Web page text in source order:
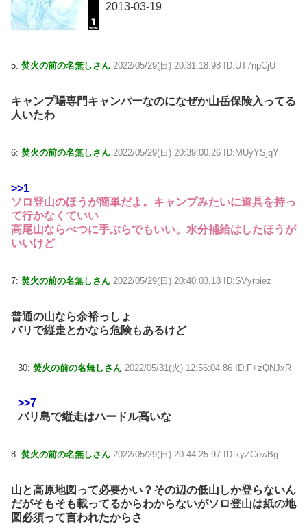
2013-03-19
5: 焚火の前の名無しさん 2022/05/29(日) 20:31:18.98 ID:UT7npCjU
キャンプ場専門キャンパーなのになぜか山岳保険入ってる
人いたわ
6: 焚火の前の名無しさん 2022/05/29(日) 20:39:00.26 ID:MUyYSjqY
>>1
ソロ登山のほうが簡単だよ。キャンプみたいに道具を持っ
て行かなくていい
高尾山ならべつに手ぶらでもいい。水分補給はしたほうが
いいけど
7: 焚火の前の名無しさん 2022/05/29(日) 20:40:03.18 ID:SVyrpiez
普通の山なら余裕っしょ
バリで縦走とかなら危険もあるけど
30: 焚火の前の名無しさん 2022/05/31(火) 12:56:04.86 ID:F+zQNJxR
>>7
バリ島で縦走はハードル高いな
8: 焚火の前の名無しさん 2022/05/29(日) 20:44:25.97 ID:kyZCowBg
山と高原地図って必要かい？その辺の低山しか登らないん
だがそもそも載ってるからわからないがソロ登山は紙の地
図必須って言われたからさ